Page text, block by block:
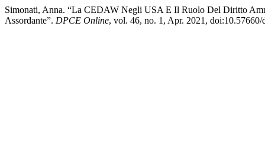
Simonati, Anna. “La CEDAW Negli USA E Il Ruolo Del Diritto
Assordante”. DPCE Online, vol. 46, no. 1, Apr. 2021, doi:10.57660/